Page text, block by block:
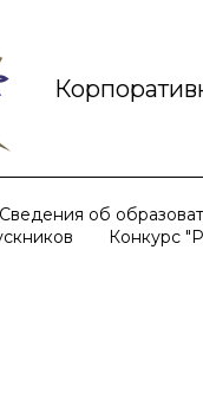
Сведения об
Конкурс